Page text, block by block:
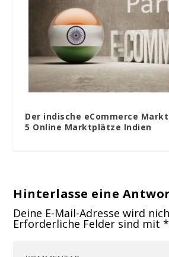
Der indische eCommerce Markt
5 Online Marktplätze Indien
Hinterlasse eine
Deine E-Mail-Adresse wird
Erforderliche Felder sind mit*